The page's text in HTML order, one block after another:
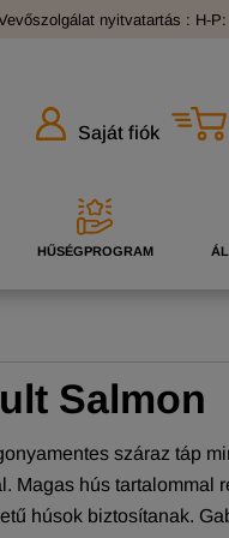
nyitvatartás : H-
Saját fiók
HŰSÉGPROGRAM
Salmon
száraz táp
Magas hús tartalommal
húsok biztosítanak.